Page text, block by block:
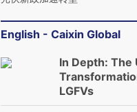
English - Caixin Global
In Depth: The
LGFVs